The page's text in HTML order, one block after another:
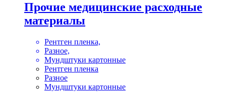
Прочие медицинские расходные
материалы
Рентген пленка,
Разное,
Мундштуки картонные
Рентген пленка
Разное
Мундштуки картонные